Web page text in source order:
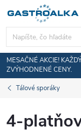
obsah
MESAČNÉ AKCIE!
ZVÝHODNENÉ CENY.
Tálové sporáky
4-